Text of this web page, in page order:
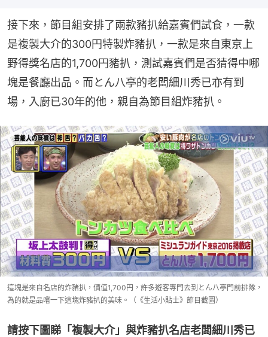
接下來，節目組安排了兩款豬扒給嘉賓們試食，一款
是複製大介的300円特製炸豬扒，一款是來自東京上
野得獎名店的1,700円豬扒，測試嘉賓們是否猜得中哪
塊是餐廳出品。而とん八亭的老闆細川秀已亦有到
場，入廚已30年的他，親自為節目組炸豬扒。
這塊是來自名店的炸豬扒，價值1,700円，許多遊客專門去到とん八亭門前排隊，
為的就是品嚐一下這塊炸豬扒的美味。（《生活小貼士》節目截圖）
請按下圖睇「複製大介」與炸豬扒名店老闆細川秀已